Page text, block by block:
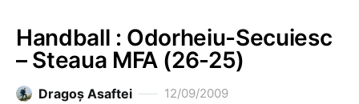
Handball : Odorheiu-Secuiesc
– Steaua MFA (26-25)
Dragoş Asaftei 12/09/2009